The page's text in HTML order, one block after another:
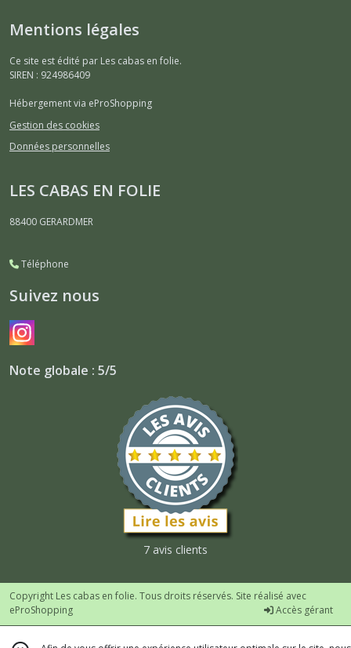
Mentions légales
Ce site est édité par Les cabas en folie.
SIREN : 924986409
Hébergement via eProShopping
Gestion des cookies
Données personnelles
LES CABAS EN FOLIE
88400 GERARDMER
Téléphone
Suivez nous
Note globale : 5/5
7 avis clients
Copyright Les cabas en folie. Tous droits réservés. Site réalisé avec
eProShopping
Accès gérant